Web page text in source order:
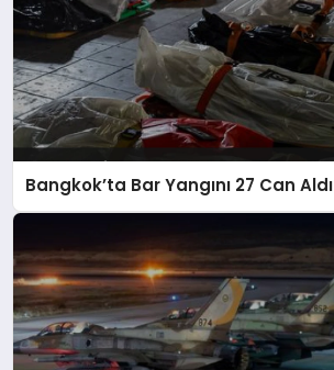
Bangkok’ta Bar Yangını 27 Can Aldı